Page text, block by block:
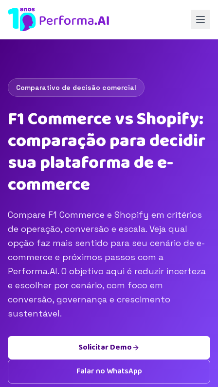
Comparativo de decisão comercial
F1 Commerce vs Shopify:
comparação para decidir
sua plataforma de e-
commerce
Compare F1 Commerce e Shopify em critérios
de operação, conversão e escala. Veja qual
opção faz mais sentido para seu cenário de e-
commerce e próximos passos com a
Performa.AI. O objetivo aqui é reduzir incerteza
e escolher por cenário, com foco em
conversão, governança e crescimento
sustentável.
Solicitar Demo
Falar no WhatsApp